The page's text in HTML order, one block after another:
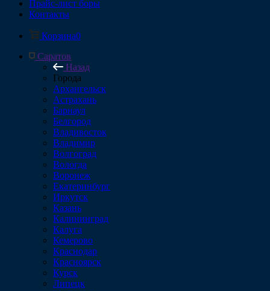
Прайс-лист боры
Контакты
Корзина0
Саратов
Назад
Города
Архангельск
Астрахань
Барнаул
Белгород
Владивосток
Владимир
Волгоград
Вологда
Воронеж
Екатеринбург
Иркутск
Казань
Калининград
Калуга
Кемерово
Краснодар
Красноярск
Курск
Липецк